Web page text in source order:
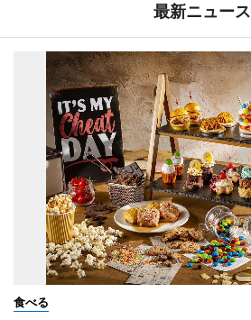
最新ニュース
食べる